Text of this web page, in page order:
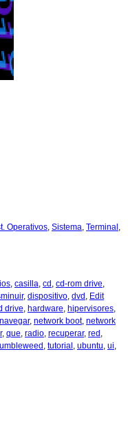
Operativos, Sistema, Terminal ,
, casilla, cd , cd-rom drive,
, dispositivo, dvd , Edit
drive, hardware, hipervisores,
navegar, network boot, network
, que, radio, recuperar, red ,
, tutorial , ubuntu, ui,